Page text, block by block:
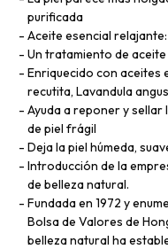
purificada
Aceite esencial relajante:
Un tratamiento de
Enriquecido con aceites
recutita, Lavandula
Ayuda a reponer y sellar
de piel frágil
Deja la piel húmeda,
Introducción de la
de belleza natural.
Fundada en 1972 y
Bolsa de Valores de
belleza natural ha